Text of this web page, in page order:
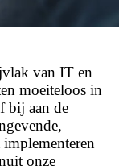
van IT en
moeiteloos in
bij aan de
onze